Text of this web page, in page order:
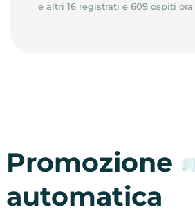
e altri 16 registrati e 609 ospiti
Promozione
automatica